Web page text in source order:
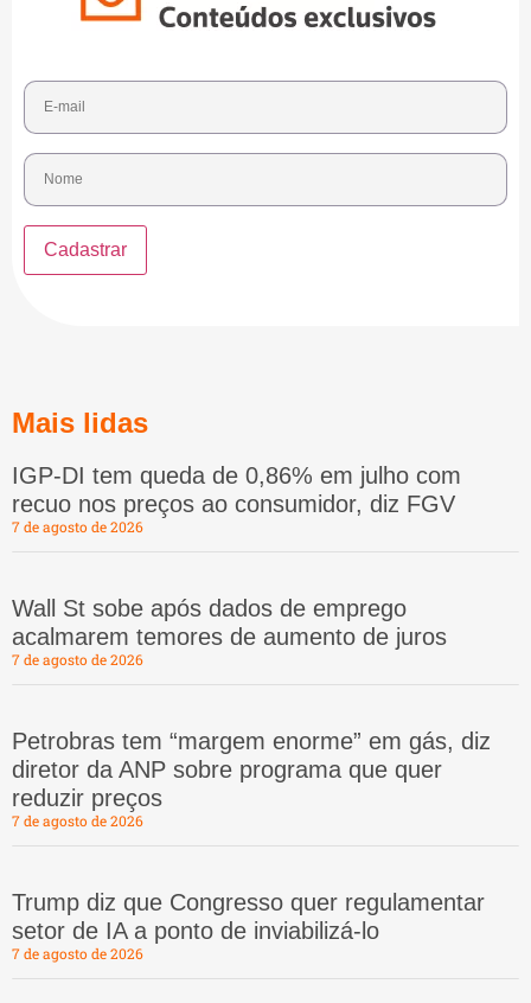
Mais lidas
IGP-DI tem queda de 0,86% em julho com
recuo nos preços ao consumidor, diz FGV
7 de agosto de 2026
Wall St sobe após dados de emprego
acalmarem temores de aumento de juros
7 de agosto de 2026
Petrobras tem “margem enorme” em gás, diz
diretor da ANP sobre programa que quer
reduzir preços
7 de agosto de 2026
Trump diz que Congresso quer regulamentar
setor de IA a ponto de inviabilizá-lo
7 de agosto de 2026